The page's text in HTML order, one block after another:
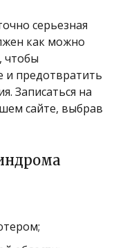
серьезная
как можно
, чтобы
и предотвратить
Записаться на
сайте, выбрав